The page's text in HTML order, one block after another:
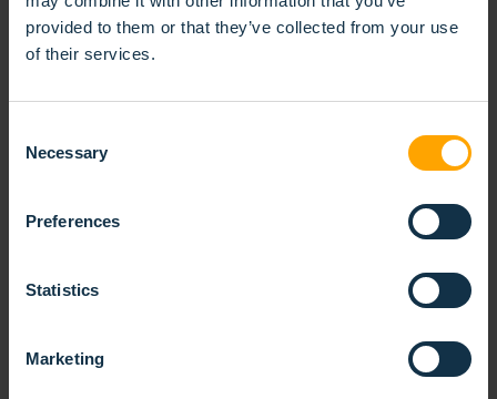
provided to them or that they’ve collected from your use
of their services.
Selection
Necessary
Preferences
Statistics
Marketing